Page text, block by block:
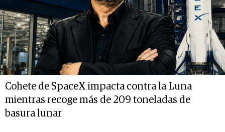
Cohete de SpaceX impacta contra la Luna
mientras recoge más de 209 toneladas de
basura lunar